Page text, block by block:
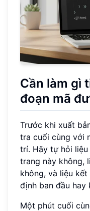
Cần làm gì
đoạn mã
Trước khi xuất
tra cuối cùng với
trí. Hãy tự hỏi
trang này không,
không, và liệu
định ban đầu hay
Một phút cuối